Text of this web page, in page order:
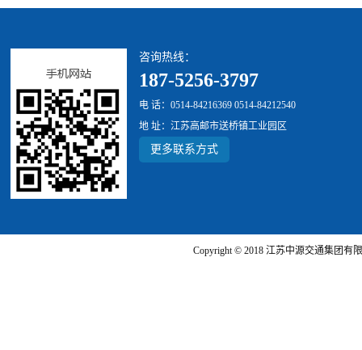
咨询热线：
187-5256-3797
电 话：0514-84216369 0514-84212540
地 址：江苏高邮市送桥镇工业园区
更多联系方式
Copyright © 2018 江苏中源交通集团有